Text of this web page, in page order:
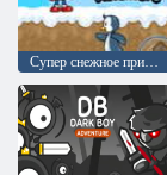
Супер снежное приключение